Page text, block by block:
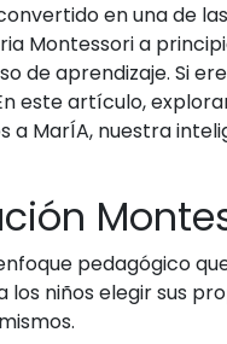
en una de
Montessori a
de aprendizaje. Si
este artículo,
a MarÍA, nuestra
pedagógico
niños elegir sus